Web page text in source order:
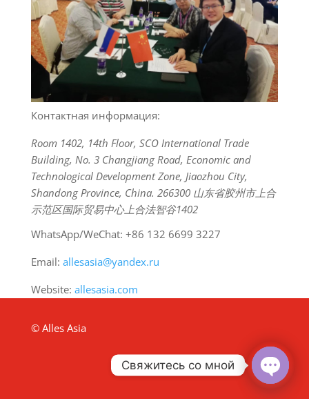
Контактная информация:
Room 1402, 14th Floor, SCO International Trade
Building, No. 3 Changjiang Road, Economic and
Technological Development Zone, Jiaozhou City,
Shandong Province, China. 266300 山东省胶州市上合
示范区国际贸易中心上合法智谷1402
WhatsApp/WeChat: +86 132 6699 3227
Email: allesasia@yandex.ru
Website: allesasia.com
© Alles Asia
Свяжитесь со мной